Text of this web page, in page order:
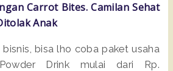
Carrot Bites. Camilan Sehat
Anak
bisa lho coba paket usaha
Drink mulai dari Rp.